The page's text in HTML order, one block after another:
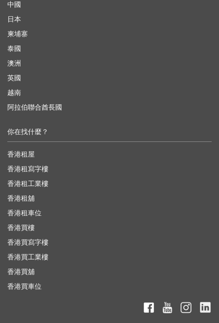
中國
日本
柬埔寨
泰國
澳洲
英國
越南
阿拉伯聯合酋長國
你在找什麼？
香港租屋
香港租寫字樓
香港租工業樓
香港租舖
香港租車位
香港買樓
香港買寫字樓
香港買工業樓
香港買舖
香港買車位